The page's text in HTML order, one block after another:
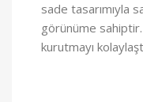
sade tasarımıyla
görünüme
kurutmayı